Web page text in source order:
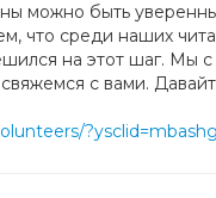
можно быть
что среди наших
на этот шаг. Мы
с вами.